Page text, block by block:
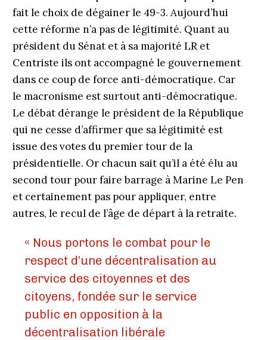
fait le choix de dégainer le 49-3. Aujourd’hui
cette réforme n’a pas de légitimité. Quant au
président du Sénat et à sa majorité LR et
Centriste ils ont accompagné le gouvernement
dans ce coup de force anti-démocratique. Car
le macronisme est surtout anti-démocratique.
Le débat dérange le président de la République
qui ne cesse d’affirmer que sa légitimité est
issue des votes du premier tour de la
présidentielle. Or chacun sait qu’il a été élu au
second tour pour faire barrage à Marine Le Pen
et certainement pas pour appliquer, entre
autres, le recul de l’âge de départ à la retraite.
« Nous portons le combat pour le
respect d’une décentralisation au
service des citoyennes et des
citoyens, fondée sur le service
public en opposition à la
décentralisation libérale